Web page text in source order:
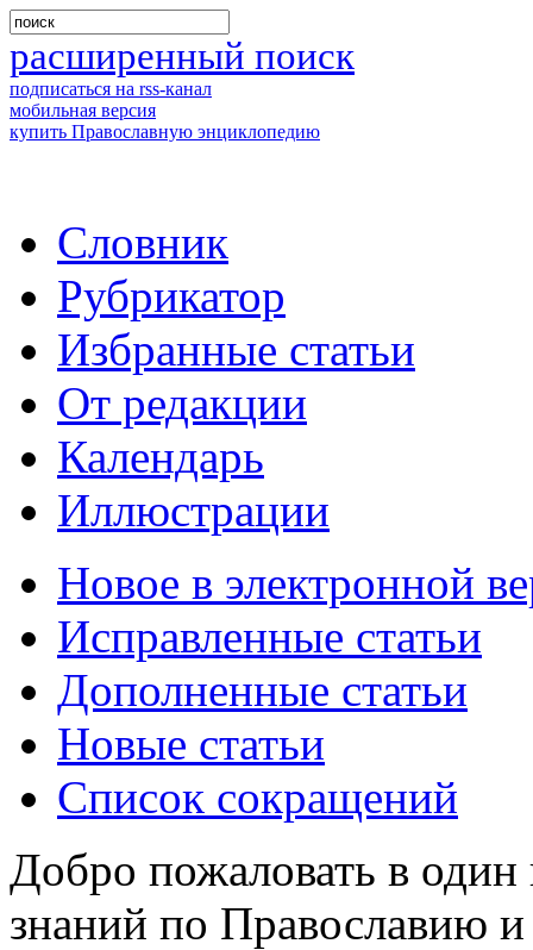
расширенный поиск
подписаться на rss-канал
мобильная версия
купить Православную энциклопедию
Словник
Рубрикатор
Избранные статьи
От редакции
Календарь
Иллюстрации
Новое в электронной
Исправленные статьи
Дополненные статьи
Новые статьи
Список сокращений
Добро пожаловать в
знаний по Православию